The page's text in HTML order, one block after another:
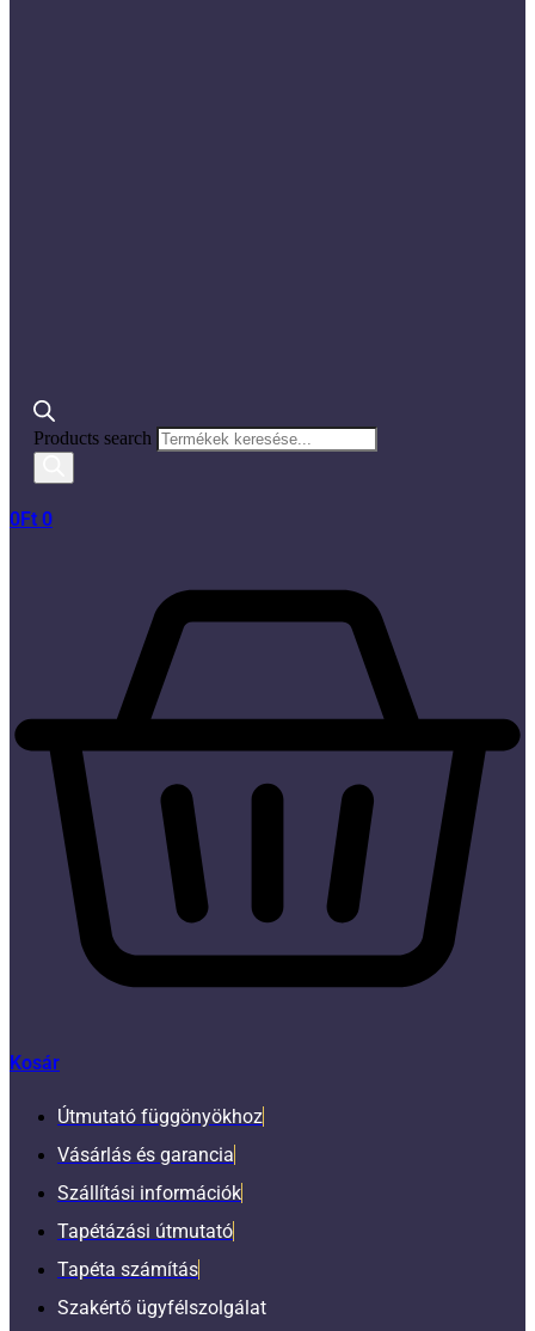
Products search
0Ft 0
Kosár
Útmutató függönyökhoz
Vásárlás és garancia
Szállítási információk
Tapétázási útmutató
Tapéta számítás
Szakértő ügyfélszolgálat